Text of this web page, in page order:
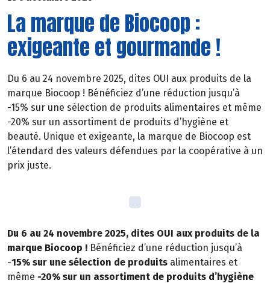
La marque de Biocoop :
exigeante et gourmande !
Du 6 au 24 novembre 2025, dites OUI aux produits de la
marque Biocoop ! Bénéficiez d’une réduction jusqu’à
-15% sur une sélection de produits alimentaires et même
-20% sur un assortiment de produits d’hygiène et
beauté. Unique et exigeante, la marque de Biocoop est
l’étendard des valeurs défendues par la coopérative à un
prix juste.
Du 6 au 24 novembre 2025, dites OUI aux produits de la
marque Biocoop ! Bénéficiez d’une réduction jusqu’à
-15% sur une sélection de produits alimentaires et
même -20% sur un assortiment de produits d’hygiène